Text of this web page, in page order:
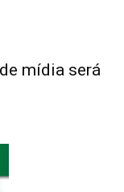
mídia será